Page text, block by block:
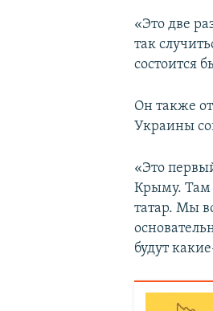
«Это две
так
состоится
Он также
Украины
«Это
Крыму. Там
татар. Мы
будут